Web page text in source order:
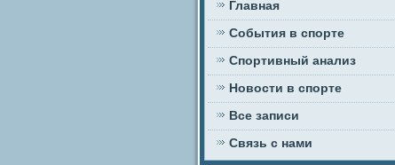
Главная
События в спорте
Спортивный анализ
Новости в спорте
Все записи
Связь с нами